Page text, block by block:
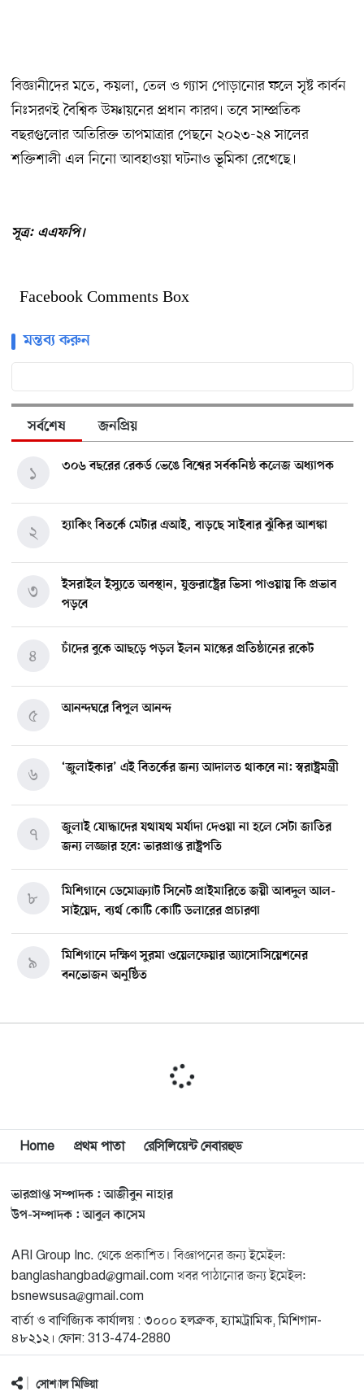
বিজ্ঞানীদের মতে, কয়লা, তেল ও গ্যাস পোড়ানোর ফলে সৃষ্ট কার্বন
নিঃসরণই বৈশ্বিক উষ্ণায়নের প্রধান কারণ। তবে সাম্প্রতিক
বছরগুলোর অতিরিক্ত তাপমাত্রার পেছনে ২০২৩-২৪ সালের
শক্তিশালী এল নিনো আবহাওয়া ঘটনাও ভূমিকা রেখেছে।
সূত্র: এএফপি।
Facebook Comments Box
মন্তব্য করুন
সর্বশেষ জনপ্রিয়
৩০৬ বছরের রেকর্ড ভেঙে বিশ্বের সর্বকনিষ্ঠ কলেজ অধ্যাপক
১
হ্যাকিং বিতর্কে মেটার এআই, বাড়ছে সাইবার ঝুঁকির আশঙ্কা
২
ইসরাইল ইস্যুতে অবস্থান, যুক্তরাষ্ট্রের ভিসা পাওয়ায় কি প্রভাব
পড়বে
৩
চাঁদের বুকে আছড়ে পড়ল ইলন মাস্কের প্রতিষ্ঠানের রকেট
৪
আনন্দঘরে বিপুল আনন্দ
৫
‘জুলাইকার’ এই বিতর্কের জন্য আদালত থাকবে না: স্বরাষ্ট্রমন্ত্রী
৬
জুলাই যোদ্ধাদের যথাযথ মর্যাদা দেওয়া না হলে সেটা জাতির
জন্য লজ্জার হবে: ভারপ্রাপ্ত রাষ্ট্রপতি
৭
মিশিগানে ডেমোক্র্যাট সিনেট প্রাইমারিতে জয়ী আবদুল আল-
সাইয়েদ, ব্যর্থ কোটি কোটি ডলারের প্রচারণা
৮
মিশিগানে দক্ষিণ সুরমা ওয়েলফেয়ার অ্যাসোসিয়েশনের
বনভোজন অনুষ্ঠিত
৯
বিশ্বজুড়ে কূটনৈতিক পুনর্বিন্যাস, ৫ অঞ্চলে মিশন বন্ধ করছে
১০
মিশিগানে ফ্রেন্ডস এন্ড ফ্যামিলির বনভোজনে প্রাণের উচ্ছ্বাস
মিশিগানে ডেমোক্র্যাটদের প্রাইমারিতে আল-সাইয়েদকে হারাতে
কেন এত মরিয়া ইসারায়েলি লবি এআইপ্যাক
১২
মুনা দাওয়াহ কনফারেন্স ২০২৬ সম্পর্কে প্রেস ব্রিফিং
১৩
শেখ হাসিনার সঙ্গে সংবাদ সম্মেলনে থাকছেন সাকিব আল
হাসান
১৪
যুক্তরাষ্ট্রকে ছাড়ে বাধ্য করতে কোন কৌশলে ওয়াশিংটনের ওপর
চাপ বাড়াচ্ছে ইরান
১৫
Home প্রথম পাতা রেসিলিয়েন্ট নেবারহুড
ভারপ্রাপ্ত সম্পাদক : আজীবুন নাহার
উপ-সম্পাদক : আবুল কাসেম
ARI Group Inc. থেকে প্রকাশিত। বিজ্ঞাপনের জন্য ইমেইল:
banglashangbad@gmail.com খবর পাঠানোর জন্য ইমেইল:
bsnewsusa@gmail.com
বার্তা ও বাণিজ্যিক কার্যালয় : ৩০০০ হলব্রুক, হ্যামট্রামিক, মিশিগান-
৪৮২১২। ফোন: 313-474-2880
সোশ্যাল মিডিয়া